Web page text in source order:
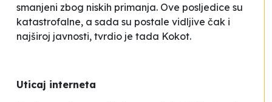
smanjeni zbog niskih primanja. Ove posljedice su
katastrofalne, a sada su postale vidljive čak i
najširoj javnosti, tvrdio je tada Kokot.
Uticaj interneta